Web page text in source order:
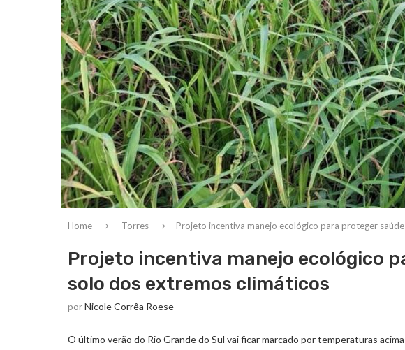
Home Torres Projeto incentiva manejo ecológico para proteger
Projeto incentiva manejo ecológico
solo dos extremos climáticos
porNicole Corrêa Roese
O último verão do Rio Grande do Sul vai ficar marcado por temperaturas